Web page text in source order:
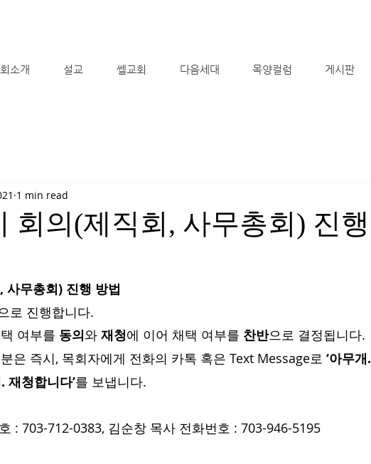
소개 설교 쎌교회 다음세대 목양컬럼 게시판
회의(제직회, 사무총회) 진행
1 min read
사무총회) 진행 방법
로 진행합니다.
여부를 동의와 재청에 이어 채택 여부를 찬반으로 결정됩니다.
은 즉시, 목회자에게 전화의 카톡 혹은 Text Message로 ‘아무개.
재청합니다’를 보냅니다.
: 703-712-0383, 김순창 목사 전화번호 : 703-946-5195